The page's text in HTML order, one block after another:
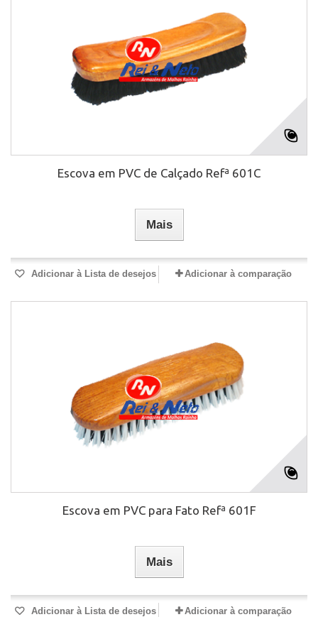
Escova em PVC de Calçado Refª 601C
Mais
Adicionar à Lista de desejos Adicionar à comparação
Escova em PVC para Fato Refª 601F
Mais
Adicionar à Lista de desejos Adicionar à comparação